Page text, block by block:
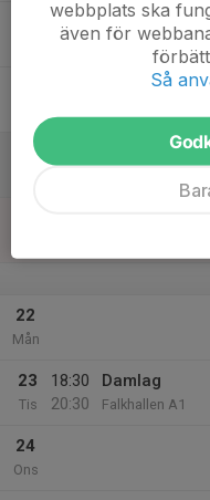
17:30
19:30
Damlag
Falkhallen A2
20
22
Mån
23
Tis
18:30
20:30
Damlag
Falkhallen A1
24
Ons
webbplats ska
även för
Så